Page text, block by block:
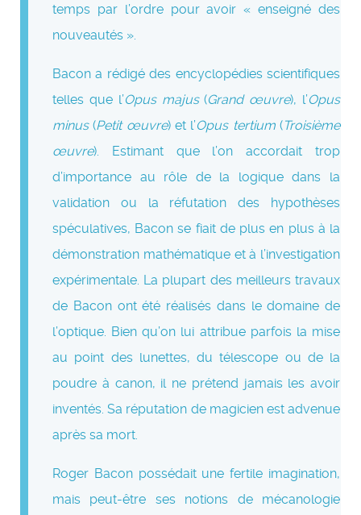
temps par l’ordre pour avoir « enseigné des
nouveautés ».
Bacon a rédigé des encyclopédies scientifiques
telles que l’Opus majus(Grand œuvre), l’Opus
minus(Petit œuvre) et l’Opus tertium(Troisième
œuvre). Estimant que l’on accordait trop
d’importance au rôle de la logique dans la
validation ou la réfutation des hypothèses
spéculatives, Bacon se fiait de plus en plus à la
démonstration mathématique et à l’investigation
expérimentale. La plupart des meilleurs travaux
de Bacon ont été réalisés dans le domaine de
l’optique. Bien qu’on lui attribue parfois la mise
au point des lunettes, du télescope ou de la
poudre à canon, il ne prétend jamais les avoir
inventés. Sa réputation de magicien est advenue
après sa mort.
Roger Bacon possédait une fertile imagination,
mais peut-être ses notions de mécanologie